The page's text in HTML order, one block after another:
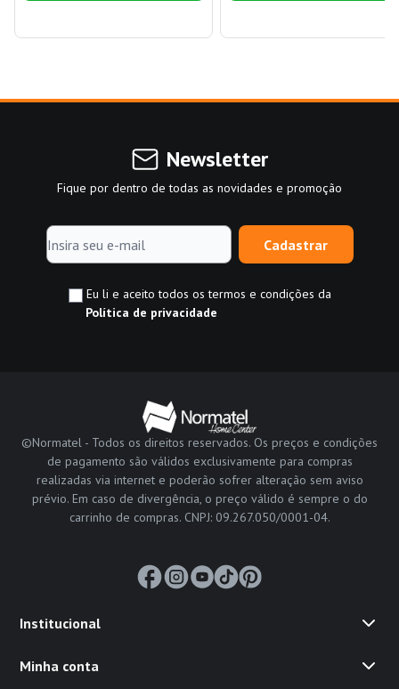
Newsletter
Fique por dentro de todas as novidades e promoção
Cadastrar
Eu li e aceito todos os termos e condições da
Política de privacidade
©Normatel - Todos os direitos reservados. Os preços e condições
de pagamento são válidos exclusivamente para compras
realizadas via internet e poderão sofrer alteração sem aviso
prévio. Em caso de divergência, o preço válido é sempre o do
carrinho de compras. CNPJ: 09.267.050/0001-04.
Institucional
Minha conta